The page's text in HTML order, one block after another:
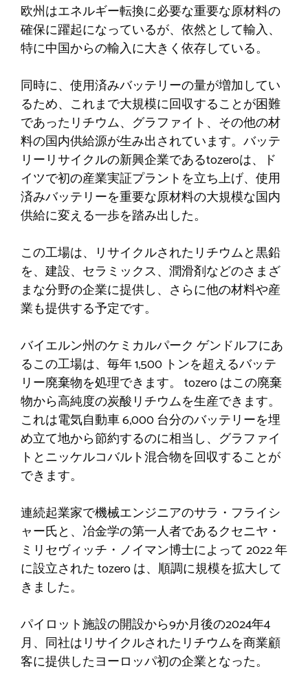
欧州はエネルギー転換に必要な重要な原材料の
確保に躍起になっているが、依然として輸入、
特に中国からの輸入に大きく依存している。
同時に、使用済みバッテリーの量が増加してい
るため、これまで大規模に回収することが困難
であったリチウム、グラファイト、その他の材
料の国内供給源が生み出されています。バッテ
リーリサイクルの新興企業であるtozeroは、ド
イツで初の産業実証プラントを立ち上げ、使用
済みバッテリーを重要な原材料の大規模な国内
供給に変える一歩を踏み出した。
この工場は、リサイクルされたリチウムと黒鉛
を、建設、セラミックス、潤滑剤などのさまざ
まな分野の企業に提供し、さらに他の材料や産
業も提供する予定です。
バイエルン州のケミカルパーク ゲンドルフにあ
るこの工場は、毎年 1,500 トンを超えるバッテ
リー廃棄物を処理できます。 tozero はこの廃棄
物から高純度の炭酸リチウムを生産できます。
これは電気自動車 6,000 台分のバッテリーを埋
め立て地から節約するのに相当し、グラファイ
トとニッケルコバルト混合物を回収することが
できます。
連続起業家で機械エンジニアのサラ・フライシ
ャー氏と、冶金学の第一人者であるクセニヤ・
ミリセヴィッチ・ノイマン博士によって 2022 年
に設立された tozero は、順調に規模を拡大して
きました。
パイロット施設の開設から9か月後の2024年4
月、同社はリサイクルされたリチウムを商業顧
客に提供したヨーロッパ初の企業となった。